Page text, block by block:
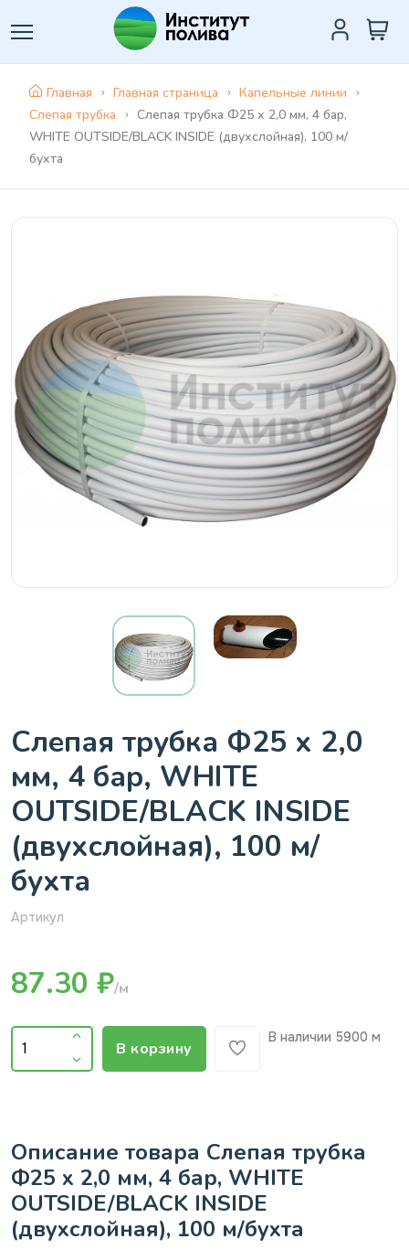
Главная Главная страница
Капельные линии
Слепая трубка
Слепая трубка Ф25 х 2,0 мм, 4 бар,
WHITE OUTSIDE/BLACK INSIDE (двухслойная), 100 м/
бухта
Слепая трубка Ф25 х 2,0
мм, 4 бар, WHITE
OUTSIDE/BLACK INSIDE
(двухслойная), 100 м/
бухта
Артикул
87.30 ₽/м
В корзину
В наличии 5900 м
Описание товара Слепая трубка
Ф25 х 2,0 мм, 4 бар, WHITE
OUTSIDE/BLACK INSIDE
(двухслойная), 100 м/бухта